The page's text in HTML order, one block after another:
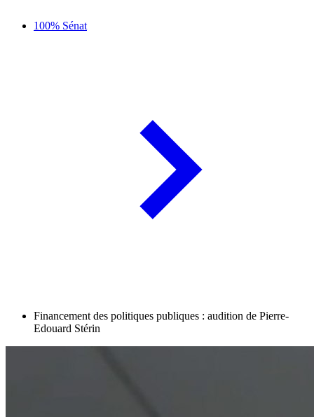
100% Sénat
Financement des politiques publiques : audition de Pierre-
Edouard Stérin